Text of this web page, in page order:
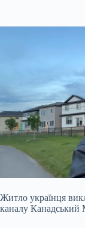
Житло українця
каналу Канадський